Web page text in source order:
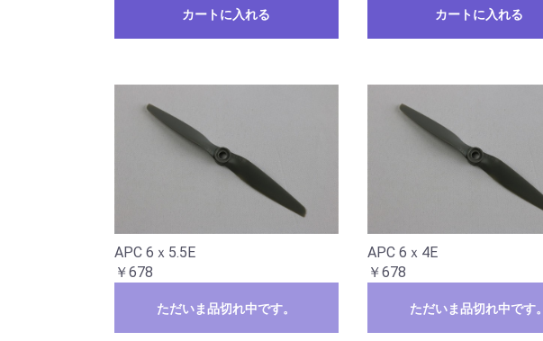
カートに入れる カートに入れる
APC 6ｘ5.5E
￥678
ただいま品切れ中です。
APC 6ｘ4E
￥678
ただいま品切れ中です。